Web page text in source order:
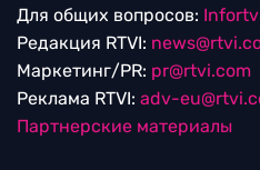
Для общих вопросов:
Редакция RTVI:
Маркетинг/PR: pr@rtvi.com
Реклама RTVI: adv-
Партнерские материалы